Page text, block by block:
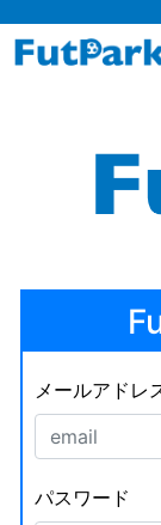
メールアドレ
パスワード